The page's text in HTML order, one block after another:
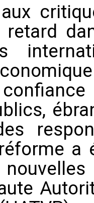
retard
a